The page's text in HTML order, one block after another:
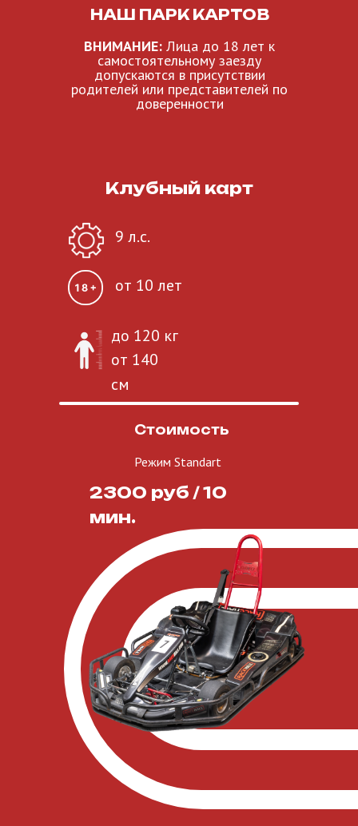
НАШ ПАРК КАРТОВ
ВНИМАНИЕ: Лица до 18 лет к
самостоятельному заезду
допускаются в присутствии
родителей или представителей по
доверенности
Клубный карт
Стоимость
9 л.с.
от 10 лет
Режим Standart
2300 руб / 10
мин.
до 120 кг
от 140
см